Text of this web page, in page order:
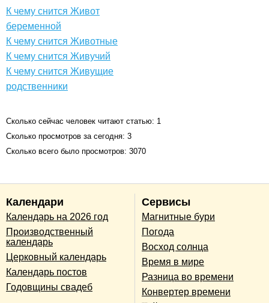
К чему снится Живот
беременной
К чему снится Животные
К чему снится Живучий
К чему снится Живущие
родственники
Сколько сейчас человек читают статью: 1
Сколько просмотров за сегодня: 3
Сколько всего было просмотров: 3070
Календари
Календарь на 2026 год
Производственный
календарь
Церковный календарь
Календарь постов
Годовщины свадеб
Сервисы
Магнитные бури
Погода
Восход солнца
Время в мире
Разница во времени
Конвертер времени